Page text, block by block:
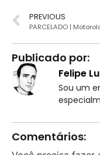
PREVIOUS
Publicado por:
Felipe
Sou um
Comentários: